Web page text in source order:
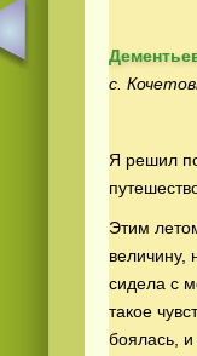
с.
Я решил
Этим
величину,
сидела с
такое
боялась,